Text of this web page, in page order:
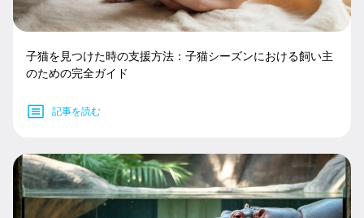
子猫を見つけた時の支援方法：子猫シーズンにおける飼い主
のための完全ガイド
記事を読む